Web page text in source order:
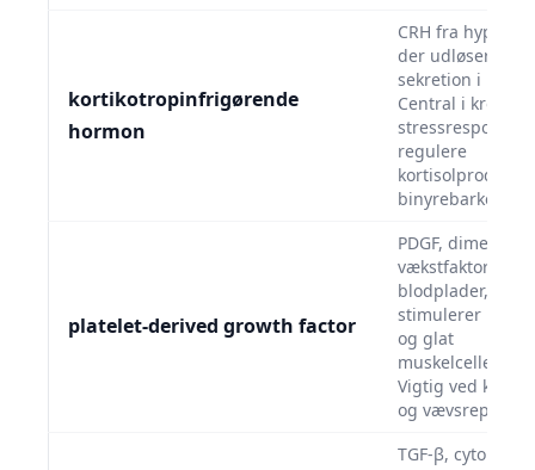
kortikotropinfrigørende
hormon
CRH fra
der udløser
sekretion i
Central i
stressrespons
regulere
binyrebarken.
platelet-derived growth factor
PDGF, dimerisk
vækstfaktor fra
blodplader, som
stimulerer
og glat
Vigtig ved
og
TGF-β,